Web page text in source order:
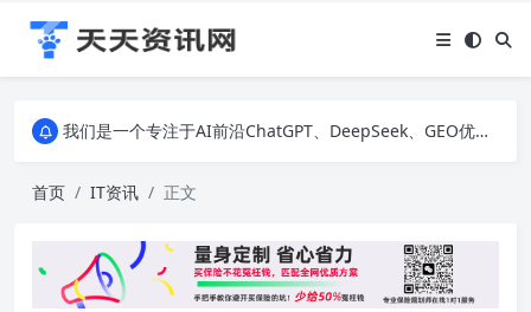
我们是一个专注于AI前沿ChatGPT、DeepSeek、GEO优化、SEO优化、建站技术、私域运营、直播间搭建、励志美文和生活百科等多个领域的知识科普网站。无论您是对AI技术、建站技术、营销运营、还是IT科技感兴趣，我们都为您提供最新、最有趣的资讯。
我们是一个专注于AI前沿ChatGPT、DeepSeek、GEO优化、SEO优化、建站技术、私域运营、直播间搭建、励志美文和生活百科等多个领域的知识科普网站。无论您是对AI技术、建站技术、营销运营、还是IT科技感兴趣，我们都为您提供最新、最有趣的资讯。
首页 IT资讯 正文